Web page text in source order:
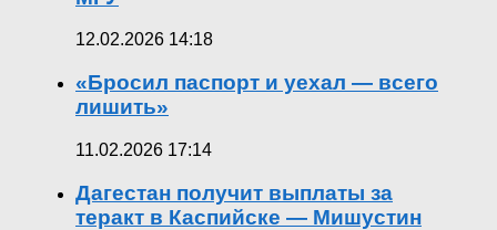
12.02.2026 14:18
«Бросил паспорт и уехал — всего
лишить»
11.02.2026 17:14
Дагестан получит выплаты за
теракт в Каспийске — Мишустин